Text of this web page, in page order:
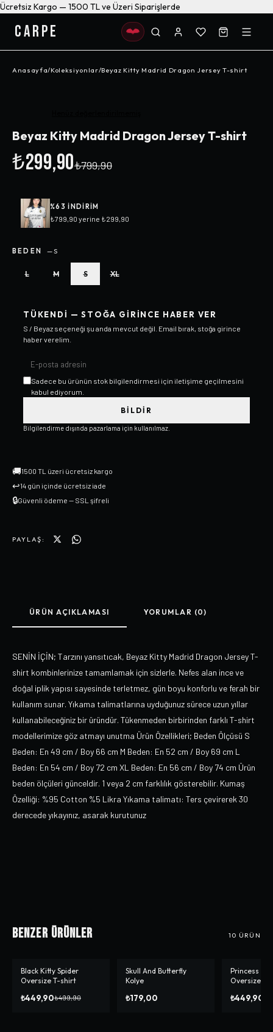
Ücretsiz Kargo — 1500 TL ve Üzeri Siparişlerde
CARPE
Anasayfa/Koleksiyonlar/Beyaz Kitty Madrid Dragon Jersey T-shirt
Beyaz Kitty Madrid Dragon Jersey T-shirt
₺299,90₺799,90
%63 INDIRIM
₺799,90 yerine ₺299,90
BEDEN —S
L M S XL
TÜKENDI — STOĞA GIRINCE HABER VER
S / Beyaz seçeneği şu anda mevcut değil. Email bırak, stoğa girince
haber verelim.
Sadece bu ürünün stok bilgilendirmesi için iletişime geçilmesini
kabul ediyorum.
BILDIR
Bilgilendirme dışında pazarlama için kullanılmaz.
🚚1500 TL üzeri ücretsiz kargo
↩14 gün içinde ücretsiz iade
🔒Güvenli ödeme — SSL şifreli
PAYLAŞ:
ÜRÜN AÇIKLAMASI YORUMLAR (0)
SENİN İÇİN; Tarzını yansıtıcak, Beyaz Kitty Madrid Dragon Jersey T-
shirt kombinlerinize tamamlamak için sizlerle. Nefes alan ince ve
doğal iplik yapısı sayesinde terletmez, gün boyu konforlu ve ferah bir
kullanım sunar. Yıkama talimatlarına uyduğunuz sürece uzun yıllar
kullanabileceğiniz bir üründür. Tükenmeden birbirinden farklı T-shirt
modellerimize göz atmayı unutma Ürün Özellikleri; Beden Ölçüsü S
Beden: En 49 cm / Boy 66 cm M Beden: En 52 cm / Boy 69 cm L
Beden: En 54 cm / Boy 72 cm XL Beden: En 56 cm / Boy 74 cm Ürün
beden ölçüleri günceldir. 1 veya 2 cm farklılık gösterebilir. Kumaş
Özelliği: %95 Cotton %5 Likra Yıkama talimatı: Ters çevirerek 30
derecede yıkayınız, asarak kurutunuz
Benzer Ürünler 10 ÜRÜN
-%10
Black Kitty Spider
Oversize T-shirt
₺449,90₺499,90
Skull And Butterfly
Kolye
₺179,00
-%10
Princess
Oversize T-
₺449,90